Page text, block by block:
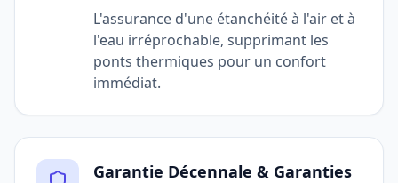
L'assurance d'une étanchéité à l'air et à
l'eau irréprochable, supprimant les
ponts thermiques pour un confort
immédiat.
Garantie Décennale & Garanties